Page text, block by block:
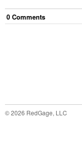
0 Comments
©2026 RedGage, LLC